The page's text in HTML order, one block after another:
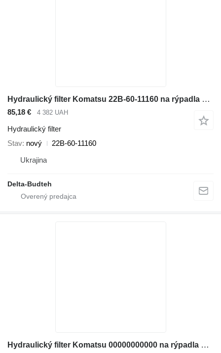
Hydraulický filter Komatsu 22B-60-11160 na rýpadla Komatsu PC210-7
85,18 € 4 382 UAH
Hydraulický filter
Stav nový
22B-60-11160
Ukrajina
Delta-Budteh
Hydraulický filter Komatsu 00000000000 na rýpadla Komatsu